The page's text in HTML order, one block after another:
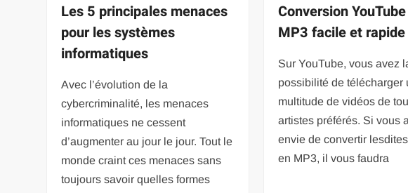
Les 5 principales menaces
pour les systèmes
informatiques
Avec l’évolution de la
cybercriminalité, les menaces
informatiques ne cessent
d’augmenter au jour le jour. Tout le
monde craint ces menaces sans
toujours savoir quelles formes
Conversion
MP3 facile et rapide
Sur YouTube, vous avez
possibilité de télécharger
multitude de vidéos de
artistes préférés. Si vous
envie de convertir
en MP3, il vous faudra